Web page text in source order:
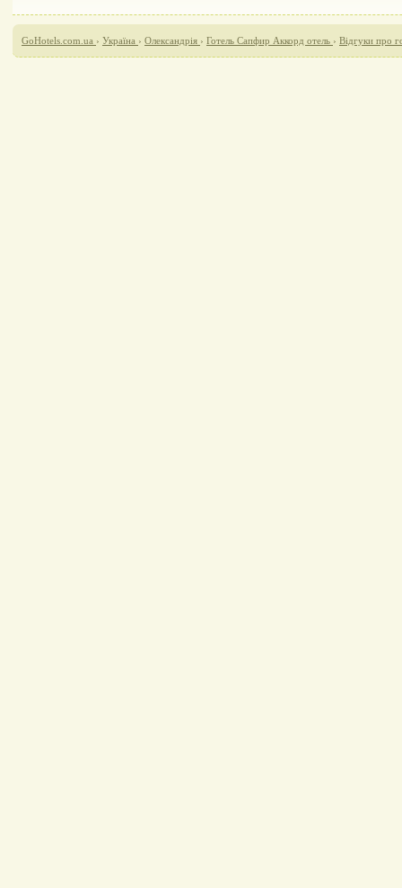
GoHotels.com.ua › Україна › Олександрія › Готель Сапфир Аккорд отель › Відгуки про